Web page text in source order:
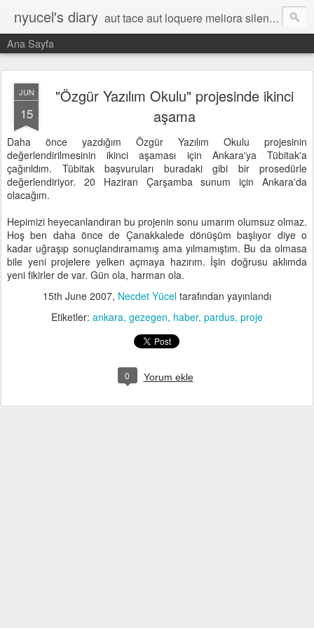
nyucel's diary aut tace aut loquere meliora silentio
Ana Sayfa
JUN
15
"Özgür Yazılım Okulu" projesinde ikinci
aşama
Daha önce yazdığım Özgür Yazılım Okulu projesinin
değerlendirilmesinin ikinci aşaması için Ankara'ya Tübitak'a
çağırıldım. Tübitak başvuruları buradaki gibi bir prosedürle
değerlendiriyor. 20 Haziran Çarşamba sunum için Ankara'da
olacağım.
Hepimizi heyecanlandıran bu projenin sonu umarım olumsuz olmaz.
Hoş ben daha önce de Çanakkalede dönüşüm başlıyor diye o
kadar uğraşıp sonuçlandıramamış ama yılmamıştım. Bu da olmasa
bile yeni projelere yelken açmaya hazırım. İşin doğrusu aklımda
yeni fikirler de var. Gün ola, harman ola.
15th June 2007, Necdet Yücel tarafından yayınlandı
Etiketler: ankara gezegen haber pardus proje
0 Yorum ekle